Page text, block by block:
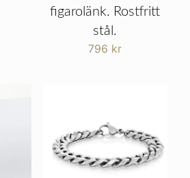
figarolänk. Rostfritt
stål.
796 kr